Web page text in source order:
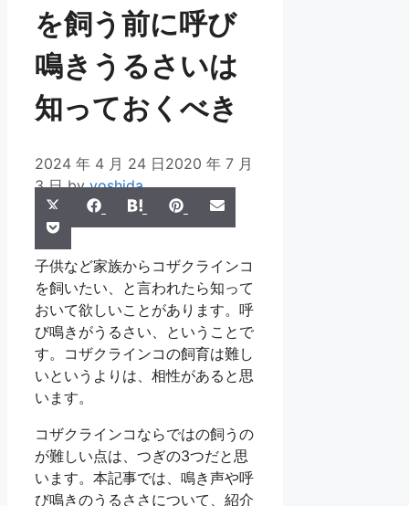
を飼う前に呼び
鳴きうるさいは
知っておくべき
2024 年 4 月 24 日2020 年 7 月
3 日 byyoshida
Share
on
(Twitter)
Share
on
Facebook
Share
on
Hatena Share
on
PinterestShare
on
Share
on
Pocket
子供など家族からコザクラインコ
を飼いたい、と言われたら知って
おいて欲しいことがあります。呼
び鳴きがうるさい、ということで
す。コザクラインコの飼育は難し
いというよりは、相性があると思
います。
コザクラインコならではの飼うの
が難しい点は、つぎの3つだと思
います。本記事では、鳴き声や呼
び鳴きのうるささについて、紹介